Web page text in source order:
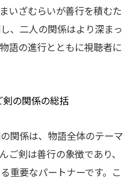
いざむらいが善行を積むた
、二人の関係はより深まっ
語の進行とともに視聴者に
の関係の総括
関係は、物語全体のテーマ
ご剣は善行の象徴であり、
重要なパートナーです。 こ